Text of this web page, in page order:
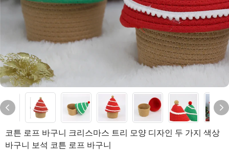
코튼 로프 바구니 크리스마스 트리 모양 디자인 두 가지 색상
바구니 보석 코튼 로프 바구니